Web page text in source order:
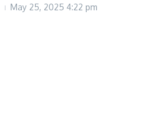
May 25, 2025 4:22 pm